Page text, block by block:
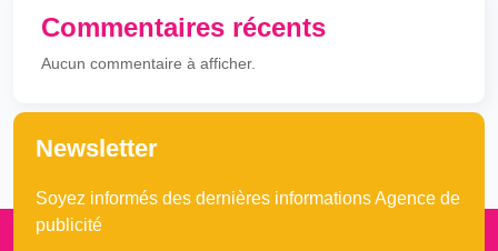
Commentaires récents
Aucun commentaire à afficher.
Newsletter
Soyez informés des dernières informations Agence de
publicité